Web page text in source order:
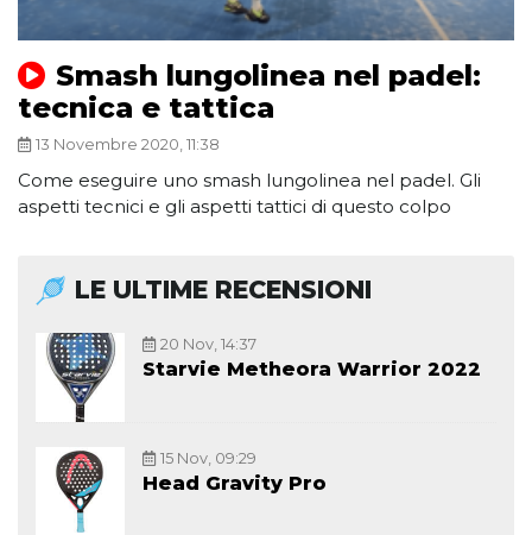
Smash lungolinea nel padel:
tecnica e tattica
13 Novembre 2020, 11:38
Come eseguire uno smash lungolinea nel padel. Gli
aspetti tecnici e gli aspetti tattici di questo colpo
LE ULTIME RECENSIONI
20 Nov, 14:37
Starvie Metheora Warrior 2022
15 Nov, 09:29
Head Gravity Pro